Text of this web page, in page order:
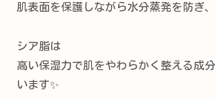
肌表面を保護しながら水分蒸発を防ぎ、
シア脂は
高い保湿力で肌をやわらかく整える成
います✨